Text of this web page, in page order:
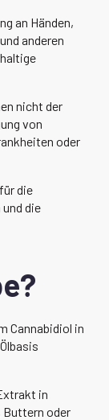
an Händen,
anderen
nicht der
von
oder
die
die
Cannabidiol in
in
Buttern oder